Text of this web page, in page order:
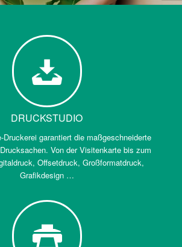
DRUCKSTUDIO
Druckerei garantiert die maßgeschneiderte
Von der Visitenkarte bis zum
Offsetdruck, Großformatdruck,
Grafikdesign …